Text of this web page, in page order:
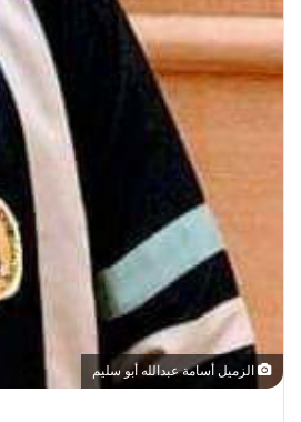
الزميل أسامة عبدالله أبو سليم